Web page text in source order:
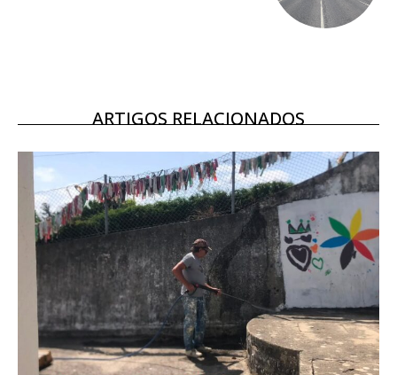
ARTIGOS RELACIONADOS